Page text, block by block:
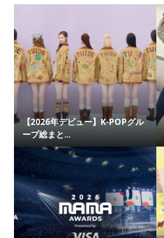
【2026年デビュー】K-POPグル
ープ総まと...